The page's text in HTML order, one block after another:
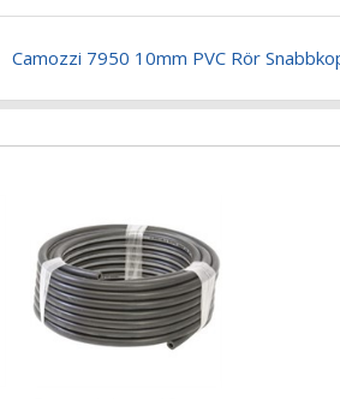
Camozzi 7950 10mm PVC Rör